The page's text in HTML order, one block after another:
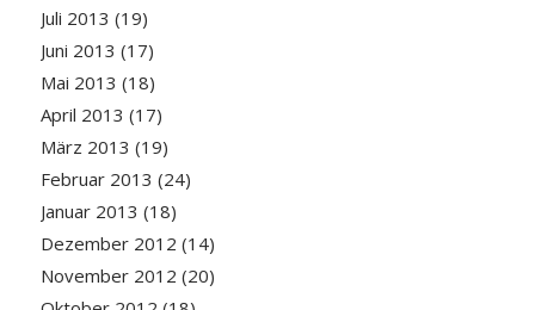
Juli 2013 (19)
Juni 2013 (17)
Mai 2013 (18)
April 2013 (17)
März 2013 (19)
Februar 2013 (24)
Januar 2013 (18)
Dezember 2012 (14)
November 2012 (20)